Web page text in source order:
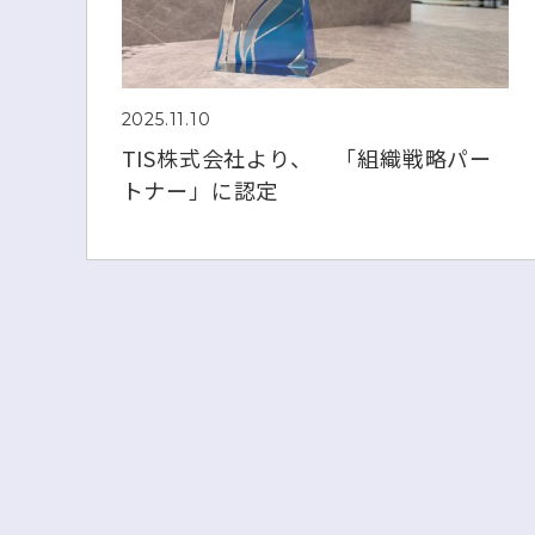
2025.11.10
TIS株式会社より、 「組織戦略パー
トナー」に認定